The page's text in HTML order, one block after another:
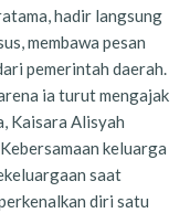
hadir langsung
membawa pesan
pemerintah daerah.
ia turut mengajak
Kaisara Alisyah
keluarga
saat
diri satu